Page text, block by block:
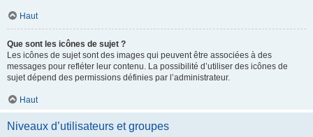
Haut
Que sont les icônes de sujet ?
Les icônes de sujet sont des images qui peuvent être associées à des
messages pour refléter leur contenu. La possibilité d’utiliser des icônes de
sujet dépend des permissions définies par l’administrateur.
Haut
Niveaux d’utilisateurs et groupes